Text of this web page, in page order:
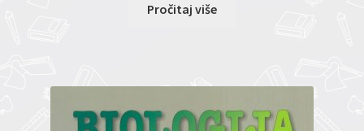
Pročitaj više